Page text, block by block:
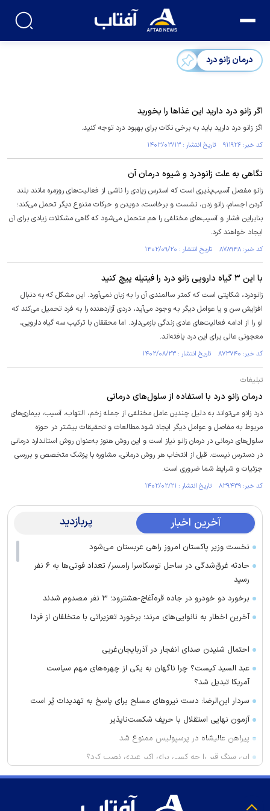
درمان زانو درد
اگر زانو درد دارید این غذا‌ها را بخورید
اگز زانو درد دارید باید به برخی نکات برای بهبود درد توجه کنید.
کد خبر: ۹۱۱۹۲۶ تاریخ انتشار : ۱۴۰۳/۰۳/۱۳
نگاهی به علت زانودرد و شیوه درمان آن
زانو مفصل آسیب‌پذیری است که استرس زیادی را ناشی از فعالیت‌های روزمره مانند بلند
کردن اجسام، زانو زدن، نشست و برخاست، دویدن و حرکات متنوع دیگر تحمل می‌کند؛
بنابراین فشار و آسیب‌های مختلفی را هم متحمل می‌شود که گاهی مشکلات زیادی برای آن
ایجاد خواهند کرد.
کد خبر: ۸۷۸۹۴۸ تاریخ انتشار : ۱۴۰۲/۰۹/۲۰
با این ۳ گیاه دارویی زانو درد را فیتیله پیچ کنید
زانودرد، شکایتی است که کمتر سالمندی آن را به زبان نمی‌آورد. این مشکل که به دنبال
افزایش سن و یا عوامل دیگر به وجود می‌آید، دردی آزاردهنده را به فرد تحمیل می‌کند که
او را از ادامه فعالیت‌های عادی زندگی بازمی‌دارد. اما محققان با ترکیب سه گیاه دارویی،
معجونی عالی برای این درد یافته‌اند.
کد خبر: ۸۷۳۷۴۰ تاریخ انتشار : ۱۴۰۲/۰۸/۲۳
تبلیغات
درمان زانو درد با استفاده از سلول‌های درمانی
درد زانو می‌تواند به دلیل چندین عامل مختلفی از جمله زخم، التهاب، آسیب، بیماری‌های
مربوط به مفاصل و عوامل دیگر ایجاد شود.مطالعات و تحقیقات بیشتر در حوزه
سلول‌های درمانی در درمان زانو نیاز است و این روش هنوز به‌عنوان روش استاندارد درمانی
در دسترس نیست. قبل از انتخاب هر روش درمانی، مشاوره با پزشک متخصص و بررسی
جزئیات و شرایط شما ضروری است.
کد خبر: ۸۳۹۴۳۹ تاریخ انتشار : ۱۴۰۲/۰۲/۲۱
آخرین اخبار پربازدید
نخست وزیر پاکستان امروز راهی عربستان می‌شود
حادثه غرق‌شدگی در ساحل توسکاسرا رامسر/ تعداد فوتی‌ها به ۶ نفر
رسید
برخورد دو خودرو در جاده قره‌آغاج-هشترود؛ ۳ نفر مصدوم شدند
آخرین اخطار به نانوایی‌های مرند؛ برخورد تعزیراتی با متخلفان از فردا
احتمال شنیدن صدای انفجار در آذربایجان‌غربی
عبد السید کیست؟ چرا ناگهان به یکی از چهره‌های مهم سیاست
آمریکا تبدیل شد؟
سردار ابن‌الرضا: دست نیرو‌های مسلح برای پاسخ به تهدیدات پُر است
آزمون نهایی استقلال با حریف شکست‌ناپذیر
پیراهن عالیشاه در پرسپولیس ممنوع شد
این سنگ قبر را چه کسی برای اکبر عبدی نصب کرد؟
بذرهای جدید دیم در مسیر تجاری‌سازی